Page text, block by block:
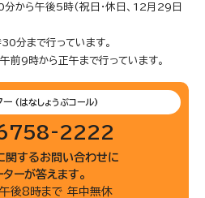
から午後5時(祝日・休日、12月29日
分まで行っています。
前9時から正午まで行っています。
ー (はなしょうぶコール)
2222
関するお問い合わせに
ターが答えます。
後8時まで 年中無休